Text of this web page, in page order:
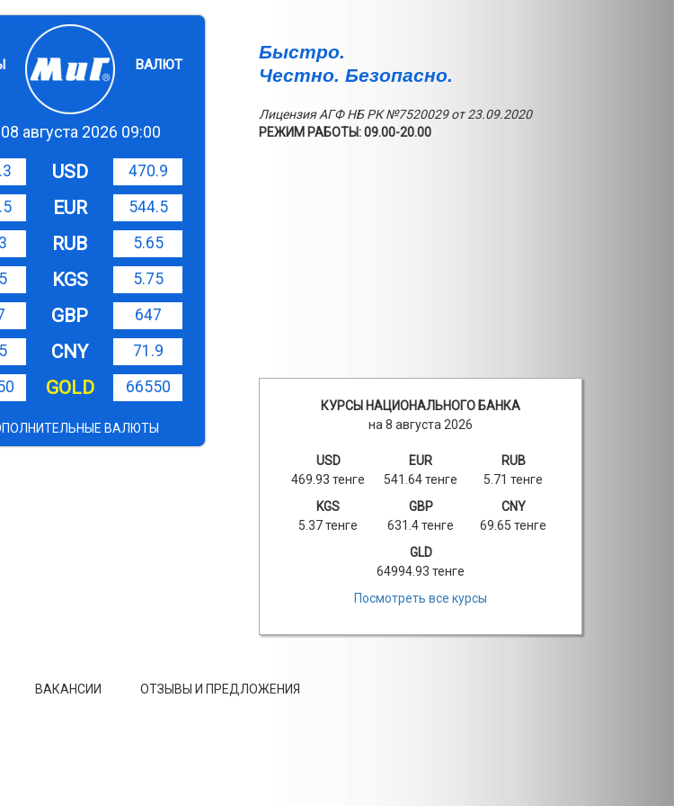
Быстро.
Честно. Безопасно.
ВАЛЮТ
августа 2026 09:00
USD
470.9
EUR
544.5
RUB
5.65
KGS
5.75
GBP
647
CNY
71.9
GOLD 66550
ВАЛЮТЫ
Лицензия АГФ НБ РК №7520029 от 23.09.2020
РЕЖИМ РАБОТЫ: 09.00-20.00
КУРСЫ НАЦИОНАЛЬНОГО БАНКА
на 8 августа 2026
USD
469.93 тенге
EUR
541.64 тенге
RUB
5.71 тенге
KGS
5.37 тенге
GBP
631.4 тенге
CNY
69.65 тенге
GLD
64994.93 тенге
Посмотреть все курсы
ВАКАНСИИ ОТЗЫВЫ И ПРЕДЛОЖЕНИЯ